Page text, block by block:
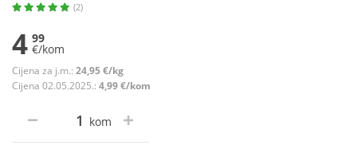
(2)
4 99
€/kom
Cijena za j.m.: 24,95 €/kg
Cijena 02.05.2025.: 4,99 €/kom
kom